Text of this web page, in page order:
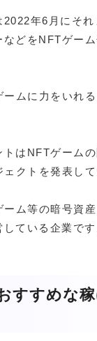
2022年6月にそれ
どをNFTゲー
ムに力をいれ
はNFTゲーム
クトを発表して
ム等の暗号資
ている企業です
すすめな